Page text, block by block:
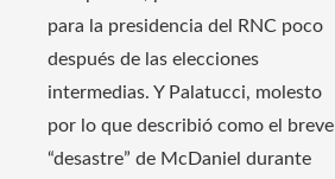
para la presidencia del RNC poco
después de las elecciones
intermedias. Y Palatucci, molesto
por lo que describió como el breve
“desastre” de McDaniel durante